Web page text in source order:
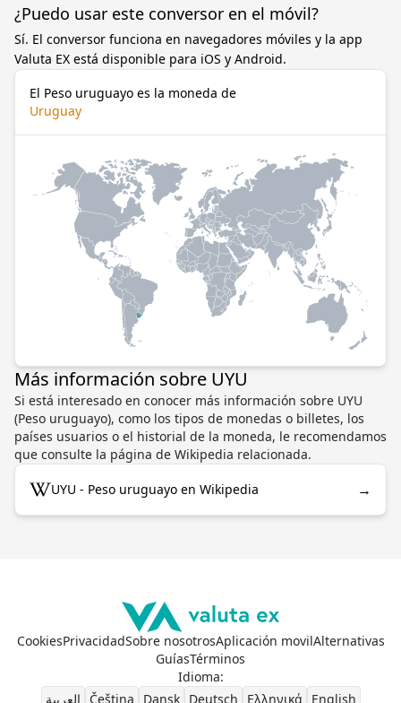
¿Puedo usar este conversor en el móvil?
Sí. El conversor funciona en navegadores móviles y la app
Valuta EX está disponible para iOS y Android.
El Peso uruguayo es la moneda de
Uruguay
Más información sobre UYU
Si está interesado en conocer más información sobre UYU
(Peso uruguayo), como los tipos de monedas o billetes, los
países usuarios o el historial de la moneda, le recomendamos
que consulte la página de Wikipedia relacionada.
UYU - Peso uruguayo en Wikipedia →
CookiesPrivacidadSobre nosotrosAplicación movilAlternativas
GuíasTérminos
Idioma:
العربية
Čeština Dansk Deutsch Ελληνικά English